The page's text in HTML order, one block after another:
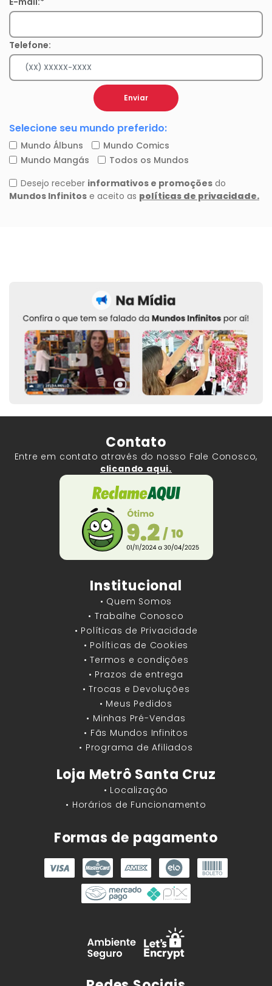
Contato
Entre em contato através do nosso Fale Conosco,
clicando aqui.
Institucional
• Quem Somos
• Trabalhe Conosco
• Políticas de Privacidade
• Políticas de Cookies
• Termos e condições
• Prazos de entrega
• Trocas e Devoluções
• Meus Pedidos
• Minhas Pré-Vendas
• Fãs Mundos Infinitos
• Programa de Afiliados
Loja Metrô Santa Cruz
• Localização
• Horários de Funcionamento
Formas de pagamento